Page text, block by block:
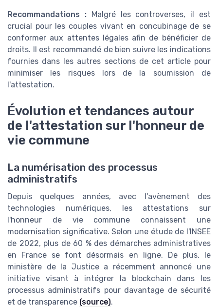
Recommandations :Malgré les controverses, il est
crucial pour les couples vivant en concubinage de se
conformer aux attentes légales afin de bénéficier de
droits. Il est recommandé de bien suivre les indications
fournies dans les autres sections de cet article pour
minimiser les risques lors de la soumission de
l'attestation.
Évolution et tendances autour
de l'attestation sur l'honneur de
vie commune
La numérisation des processus
administratifs
Depuis quelques années, avec l'avènement des
technologies numériques, les attestations sur
l'honneur de vie commune connaissent une
modernisation significative. Selon une étude de l'INSEE
de 2022, plus de 60 % des démarches administratives
en France se font désormais en ligne. De plus, le
ministère de la Justice a récemment annoncé une
initiative visant à intégrer la blockchain dans les
processus administratifs pour davantage de sécurité
et de transparence (source).